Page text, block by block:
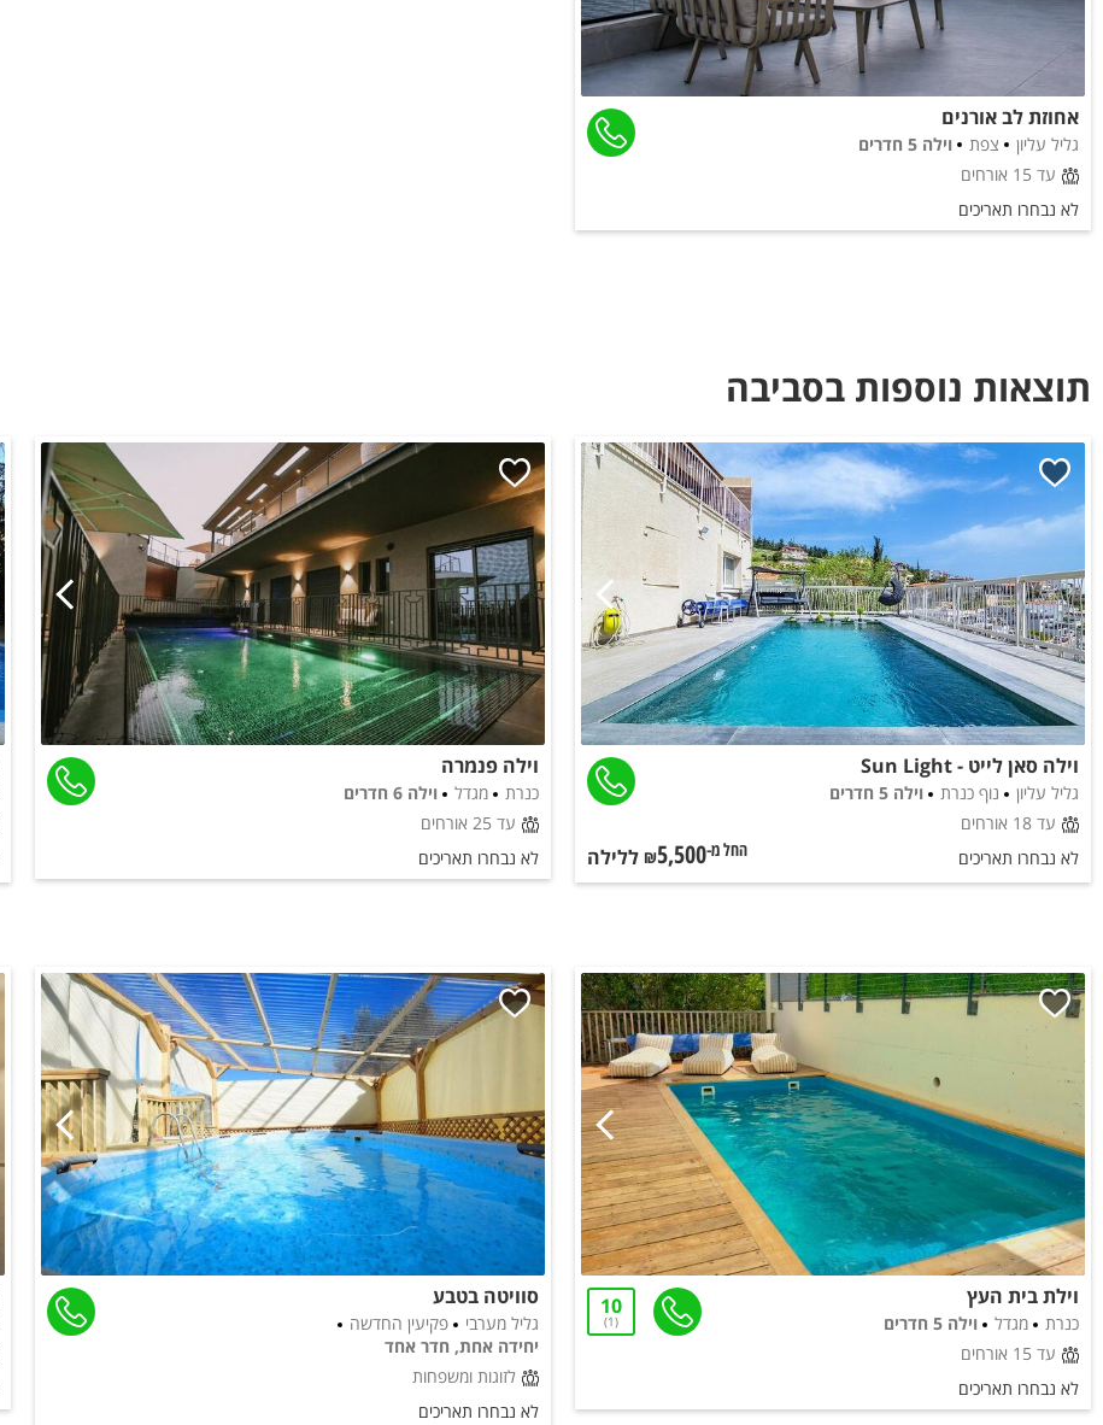
אחוזת לב אורנים
גליל עליון צפת
וילה 5 חדרים
עד 15 אורחים
לא נבחרו תאריכים
תוצאות נוספות בסביבה
וילה סאן לייט - Sun Light
גליל עליון נוף כנרת
וילה 5 חדרים
עד 18 אורחים
לא נבחרו תאריכים
החל מ-₪5,500 ללילה
וילה פנמרה
כנרת מגדל
וילה 6 חדרים
עד 25 אורחים
לא נבחרו תאריכים
וילת בית העץ
כנרת מגדל
וילה 5 חדרים
עד 15 אורחים
10
1
לא נבחרו תאריכים
סוויטה בטבע
גליל מערבי
פקיעין החדשה
יחידה אחת, חדר אחד
לזוגות ומשפחות
לא נבחרו תאריכים